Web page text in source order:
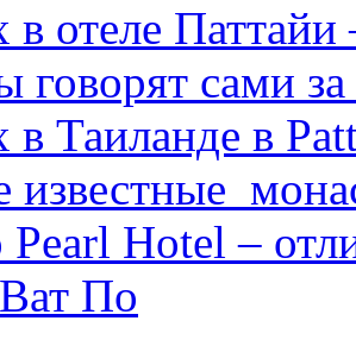
в отеле
говорят сами за
Таиланде в
известные
Hotel –
По